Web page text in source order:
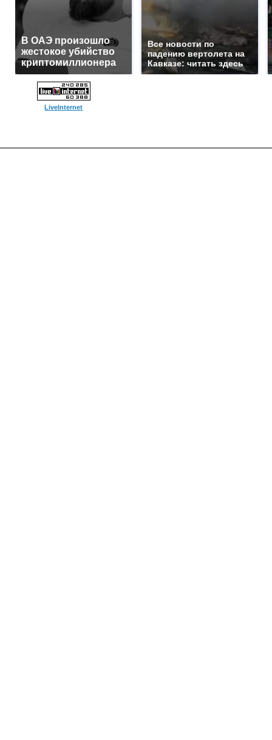
В ОАЭ произошло
жестокое убийство
криптомиллионера
Все новости по
падению вертолета на
Кавказе: читать здесь
LiveInternet